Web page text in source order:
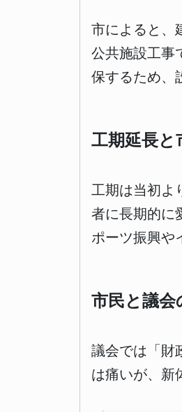
市によると、
公共施設工事
保するため、
工期延長と
工期は当初よ
者に長期的に
ポーツ振興や
市民と議会
議会では「財
は痛いが、新